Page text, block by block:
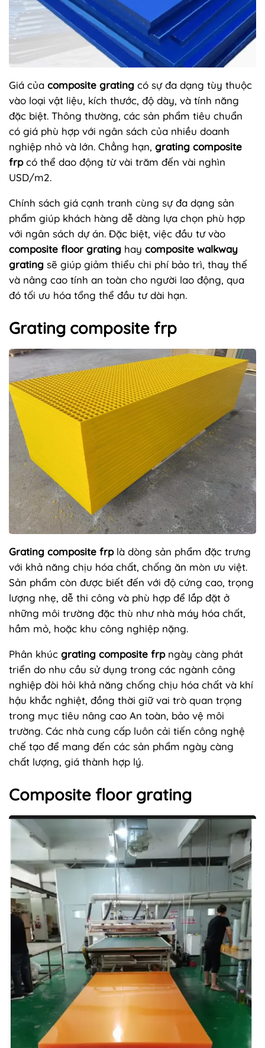
Giá của composite grating có sự đa dạng tùy thuộc
vào loại vật liệu, kích thước, độ dày, và tính năng
đặc biệt. Thông thường, các sản phẩm tiêu chuẩn
có giá phù hợp với ngân sách của nhiều doanh
nghiệp nhỏ và lớn. Chẳng hạn, grating composite
frpcó thể dao động từ vài trăm đến vài nghìn
USD/m2.
Chính sách giá cạnh tranh cùng sự đa dạng sản
phẩm giúp khách hàng dễ dàng lựa chọn phù hợp
với ngân sách dự án. Đặc biệt, việc đầu tư vào
composite floor grating hay composite walkway
grating sẽ giúp giảm thiểu chi phí bảo trì, thay thế
và nâng cao tính an toàn cho người lao động, qua
đó tối ưu hóa tổng thể đầu tư dài hạn.
Grating composite frp
Grating composite frplà dòng sản phẩm đặc trưng
với khả năng chịu hóa chất, chống ăn mòn ưu việt.
Sản phẩm còn được biết đến với độ cứng cao, trọng
lượng nhẹ, dễ thi công và phù hợp để lắp đặt ở
những môi trường đặc thù như nhà máy hóa chất,
hầm mỏ, hoặc khu công nghiệp nặng.
Phân khúc grating composite frpngày càng phát
triển do nhu cầu sử dụng trong các ngành công
nghiệp đòi hỏi khả năng chống chịu hóa chất và khí
hậu khắc nghiệt, đồng thời giữ vai trò quan trọng
trong mục tiêu nâng cao An toàn, bảo vệ môi
trường. Các nhà cung cấp luôn cải tiến công nghệ
chế tạo để mang đến các sản phẩm ngày càng
chất lượng, giá thành hợp lý.
Composite floor grating